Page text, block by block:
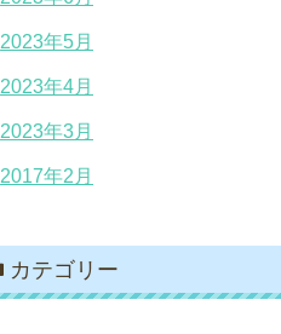
2023年5月
2023年4月
2023年3月
2017年2月
カテゴリー